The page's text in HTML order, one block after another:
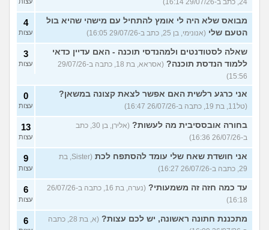
24, כתב ב-29/07/26 16:14)
מבואס שלא היה לי אומץ להתחיל עם מישהי שהיא בול
הטעם שלי (אנונימי, בן 25, כתב ב-29/07/26 16:05)
4
עצות
שאלה לסטודנטים ולמהנדסי תוכנה - האם עדיין כדאי
ללמוד הנדסת תוכנה?
(אסראא, בת 18, כתבה ב-29/07/26
15:56)
3
עצות
אני כרגע רלשית האם אפשר לצאת קצונה במשאן?
(טל11, בת 19, כתבה ב-26/07/26 16:47)
0
עצות
בחורה אובססיבית מה לעשות?
(אלירן, בן 30, כתב
ב-26/07/26 16:36)
13
עצות
אני חושדת שאח שלי עומד להסתפח לכת
(Sister, בת
29, כתבה ב-26/07/26 16:27)
9
עצות
עד כמה חזה זה משמעותי?
(נערה, בת 16, כתבה ב-26/07/26
16:18)
6
עצות
מתכננת חתונה ראשונה, יש לכם עצות?
(א, בת 28, כתבה
6